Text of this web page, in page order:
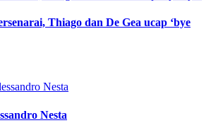
Thiago dan De Gea ucap ‘bye
Nesta